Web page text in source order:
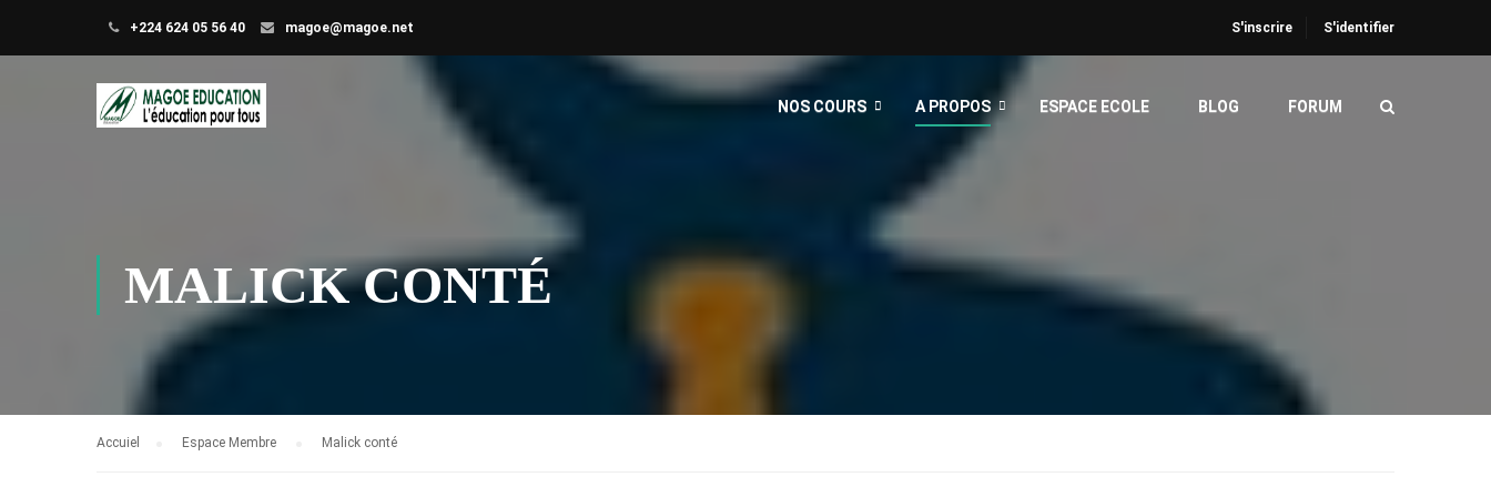
+224 624 05 56 40 magoe@magoe.net S'inscrire S'identifier
NOS COURS A PROPOS ESPACE ECOLE BLOG FORUM
MALICK CONTÉ
Accuiel Espace Membre Malick conté